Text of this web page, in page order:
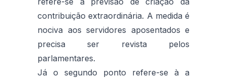
contribuição extraordinária. A medida é
nociva aos servidores aposentados e
precisa ser revista pelos
parlamentares.
Já o segundo ponto refere-se à a